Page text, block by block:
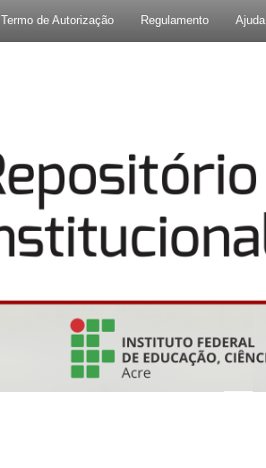
Termo de Autorização Regulamento Ajuda